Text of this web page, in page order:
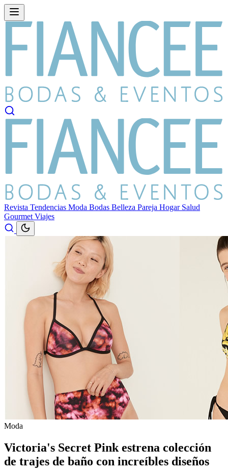
Revista Tendencias Moda Bodas Belleza Pareja Hogar Salud
Gourmet Viajes
Moda
Victoria's Secret Pink estrena colección
de trajes de baño con increíbles diseños